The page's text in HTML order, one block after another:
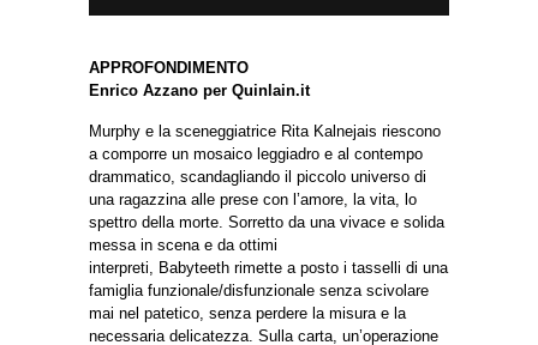
APPROFONDIMENTO
Enrico Azzano per Quinlain.it
Murphy e la sceneggiatrice Rita Kalnejais riescono
a comporre un mosaico leggiadro e al contempo
drammatico, scandagliando il piccolo universo di
una ragazzina alle prese con l’amore, la vita, lo
spettro della morte. Sorretto da una vivace e solida
messa in scena e da ottimi
interpreti, Babyteeth rimette a posto i tasselli di una
famiglia funzionale/disfunzionale senza scivolare
mai nel patetico, senza perdere la misura e la
necessaria delicatezza. Sulla carta, un’operazione